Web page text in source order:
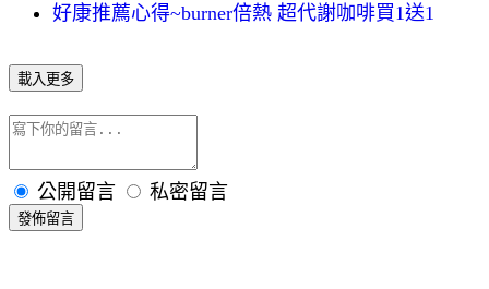
好康推薦心得~burner倍熱 超代謝咖啡買1送1
載入更多
公開留言 私密留言
發佈留言